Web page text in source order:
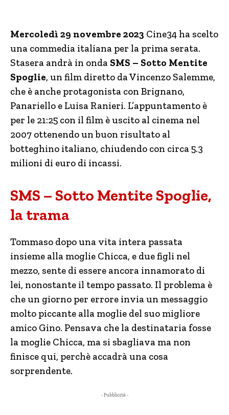
Mercoledì 29 novembre 2023 Cine34 ha scelto
una commedia italiana per la prima serata.
Stasera andrà in onda SMS – Sotto Mentite
Spoglie, un film diretto da Vincenzo Salemme,
che è anche protagonista con Brignano,
Panariello e Luisa Ranieri. L’appuntamento è
per le 21:25 con il film è uscito al cinema nel
2007 ottenendo un buon risultato al
botteghino italiano, chiudendo con circa 5.3
milioni di euro di incassi.
SMS – Sotto Mentite Spoglie,
la trama
Tommaso dopo una vita intera passata
insieme alla moglie Chicca, e due figli nel
mezzo, sente di essere ancora innamorato di
lei, nonostante il tempo passato. Il problema è
che un giorno per errore invia un messaggio
molto piccante alla moglie del suo migliore
amico Gino. Pensava che la destinataria fosse
la moglie Chicca, ma si sbagliava ma non
finisce qui, perchè accadrà una cosa
sorprendente.
- Pubblicità -